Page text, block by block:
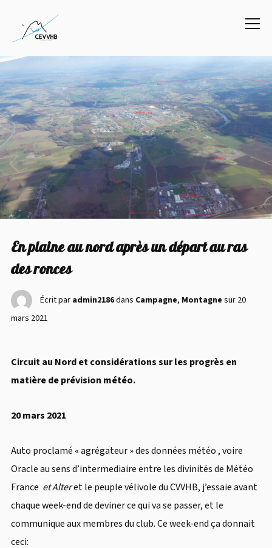
Info
En plaine au nord après un départ au ras
des ronces
Écrit par admin2186dans Campagne, Montagne sur 20
mars 2021
Circuit au Nord et considérations sur les progrès en
matière de prévision météo.
20 mars 2021
Auto proclamé « agrégateur » des données météo , voire
Oracle au sens d’intermediaire entre les divinités de Météo
France et Alteret le peuple vélivole du CVVHB, j’essaie avant
chaque week-end de deviner ce qui va se passer, et le
communique aux membres du club. Ce week-end ça donnait
ceci: